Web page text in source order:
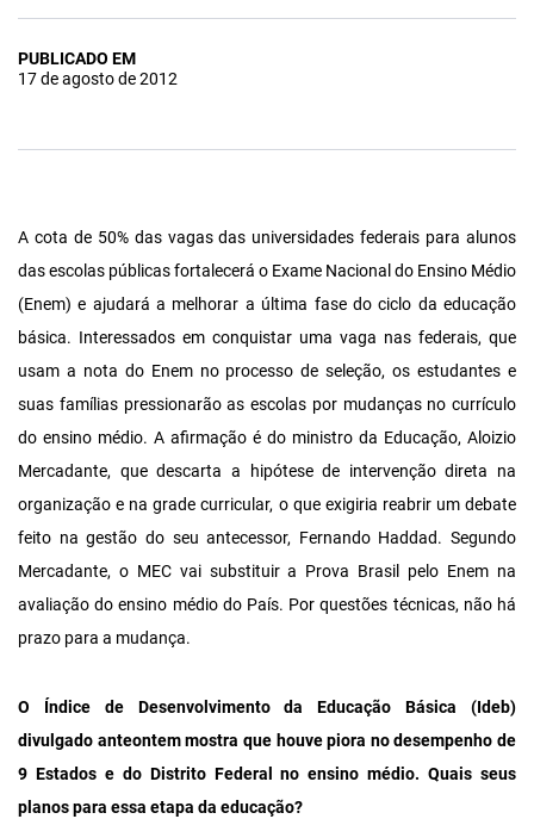
PUBLICADO EM
17 de agosto de 2012
A cota de 50% das vagas das universidades federais para alunos
das escolas públicas fortalecerá o Exame Nacional do Ensino Médio
(Enem) e ajudará a melhorar a última fase do ciclo da educação
básica. Interessados em conquistar uma vaga nas federais, que
usam a nota do Enem no processo de seleção, os estudantes e
suas famílias pressionarão as escolas por mudanças no currículo
do ensino médio. A afirmação é do ministro da Educação, Aloizio
Mercadante, que descarta a hipótese de intervenção direta na
organização e na grade curricular, o que exigiria reabrir um debate
feito na gestão do seu antecessor, Fernando Haddad. Segundo
Mercadante, o MEC vai substituir a Prova Brasil pelo Enem na
avaliação do ensino médio do País. Por questões técnicas, não há
prazo para a mudança.
O Índice de Desenvolvimento da Educação Básica (Ideb)
divulgado anteontem mostra que houve piora no desempenho de
9 Estados e do Distrito Federal no ensino médio. Quais seus
planos para essa etapa da educação?